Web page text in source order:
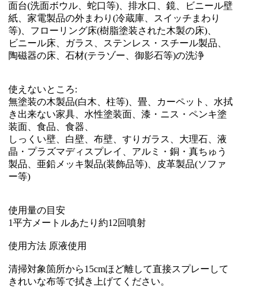
面台(洗面ボウル、蛇口等)、排水口、鏡、ビニール壁
紙、家電製品の外まわり(冷蔵庫、スイッチまわり
等)、フローリング床(樹脂塗装された木製の床)、
ビニール床、ガラス、ステンレス・スチール製品、
陶磁器の床、石材(テラゾー、御影石等)の洗浄
使えないところ:
無塗装の木製品(白木、柱等)、畳、カーペット、水拭
き出来ない家具、水性塗装面、漆・ニス・ペンキ塗
装面、食品、食器、
しっくい壁、白壁、布壁、すりガラス、大理石、液
晶・プラズマディスプレイ、アルミ・銅・真ちゅう
製品、亜鉛メッキ製品(装飾品等)、皮革製品(ソファ
ー等)
使用量の目安
1平方メートルあたり約12回噴射
使用方法 原液使用
清掃対象箇所から15cmほど離して直接スプレーして
きれいな布等で拭き上げてください。